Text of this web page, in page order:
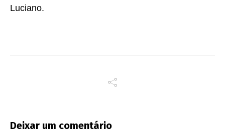
Luciano.
Deixar um comentário